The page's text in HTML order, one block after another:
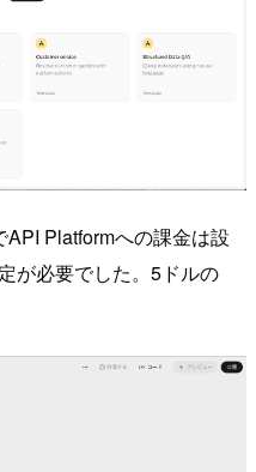
Platformへの課金は設
が必要でした。5ドルの